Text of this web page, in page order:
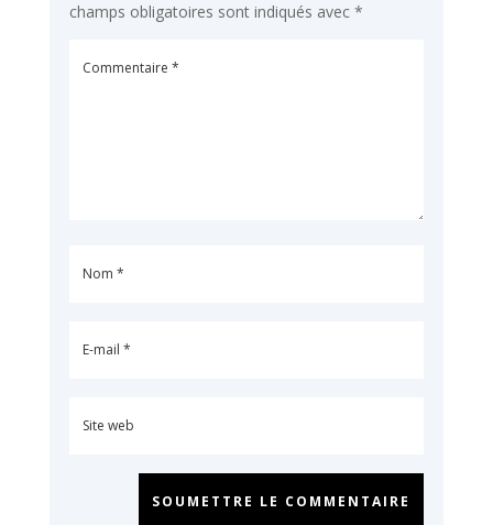
champs obligatoires sont indiqués avec *
SOUMETTRE LE COMMENTAIRE